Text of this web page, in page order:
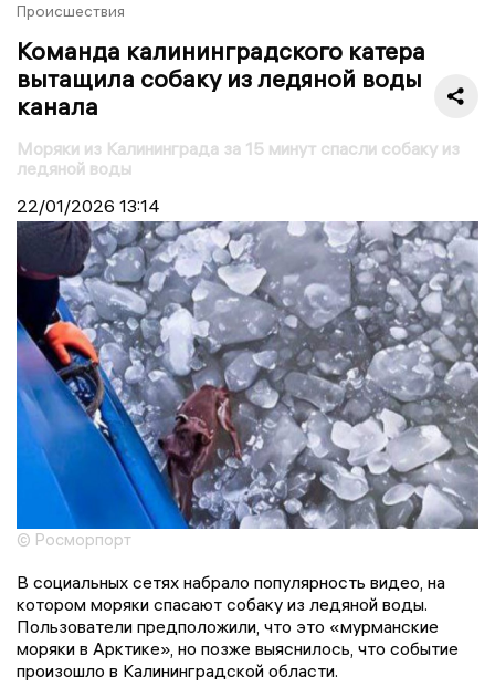
Происшествия
Команда калининградского катера
вытащила собаку из ледяной воды
канала
Моряки из Калининграда за 15 минут спасли собаку из
ледяной воды
22/01/2026 13:14
© Росморпорт
В социальных сетях набрало популярность видео, на
котором моряки спасают собаку из ледяной воды.
Пользователи предположили, что это «мурманские
моряки в Арктике», но позже выяснилось, что событие
произошло в Калининградской области.